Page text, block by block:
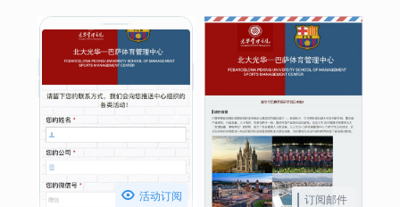
 活动订阅 订阅邮件